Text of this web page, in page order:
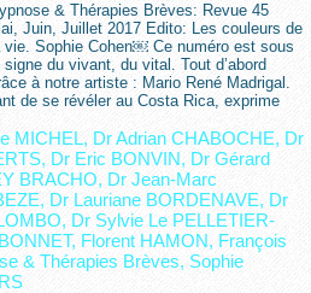
& Thérapies Brèves: Revue 45
Juin, Juillet 2017 Edito: Les couleurs de
vie. Sophie Cohen￼ Ce numéro est sous
signe du vivant, du vital. Tout d’abord
à notre artiste : Mario René Madrigal.
de se révéler au Costa Rica, exprime
MICHEL, Dr Adrian CHABOCHE, Dr
, Dr Eric BONVIN, Dr Gérard
BRACHO, Dr Jean-Marc
, Dr Lauriane BORDENAVE, Dr
, Dr Sylvie Le PELLETIER-
, Florent HAMON, François
& Thérapies Brèves, Sophie